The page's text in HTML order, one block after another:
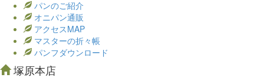
パンのご紹介
オニパン通販
アクセスMAP
マスターの折々帳
パンフダウンロード
塚原本店